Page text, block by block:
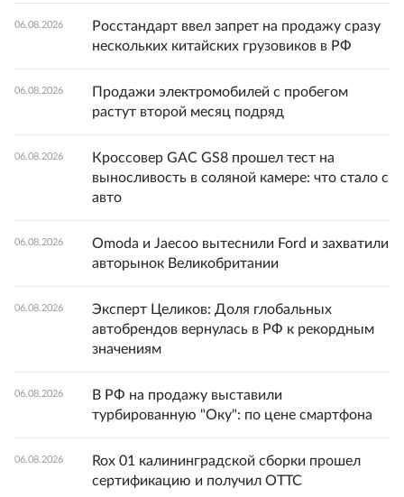
06.08.2026
Росстандарт ввел запрет на продажу сразу
нескольких китайских грузовиков в РФ
06.08.2026
Продажи электромобилей с пробегом
растут второй месяц подряд
06.08.2026
Кроссовер GAC GS8 прошел тест на
выносливость в соляной камере: что стало с
авто
06.08.2026
Omoda и Jaecoo вытеснили Ford и захватили
авторынок Великобритании
06.08.2026
Эксперт Целиков: Доля глобальных
автобрендов вернулась в РФ к рекордным
значениям
06.08.2026
В РФ на продажу выставили
турбированную "Оку": по цене смартфона
06.08.2026
Rox 01 калининградской сборки прошел
сертификацию и получил ОТТС